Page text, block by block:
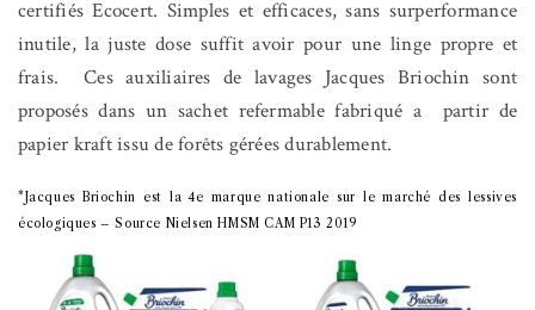
certifiés Ecocert. Simples et efficaces, sans surperformance
inutile, la juste dose suffit avoir pour une linge propre et
frais. Ces auxiliaires de lavages Jacques Briochin sont
proposés dans un sachet refermable fabriqué a partir de
papier kraft issu de forêts gérées durablement.
*Jacques Briochin est la 4e marque nationale sur le marché des lessives
écologiques – Source Nielsen HMSM CAM P13 2019